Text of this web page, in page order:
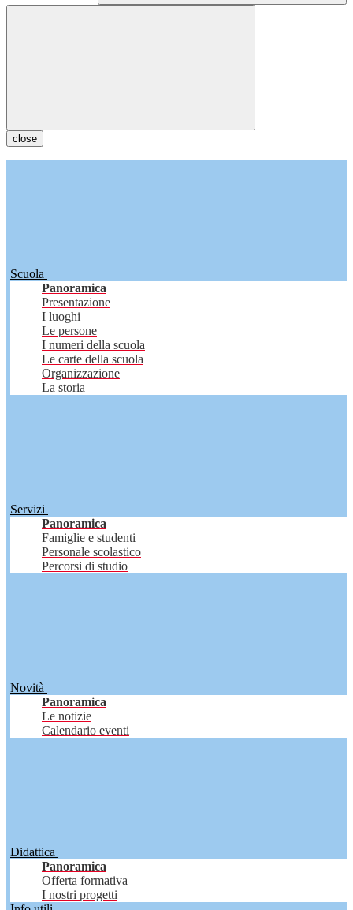
close
Scuola
Panoramica
Presentazione
I luoghi
Le persone
I numeri della scuola
Le carte della scuola
Organizzazione
La storia
Servizi
Panoramica
Famiglie e studenti
Personale scolastico
Percorsi di studio
Novità
Panoramica
Le notizie
Calendario eventi
Didattica
Panoramica
Offerta formativa
I nostri progetti